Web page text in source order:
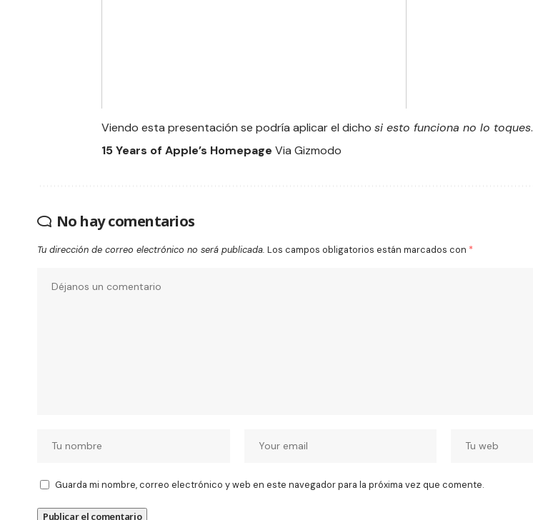
Viendo esta presentación se podría aplicar el dicho si esto funciona no lo toques.
15 Years of Apple’s Homepage Via Gizmodo
No hay comentarios
Tu dirección de correo electrónico no será publicada. Los campos obligatorios están marcados con *
Guarda mi nombre, correo electrónico y web en este navegador para la próxima vez que comente.